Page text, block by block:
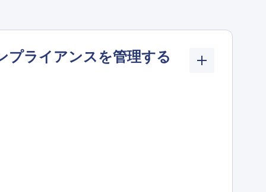
プライアンスを管理する